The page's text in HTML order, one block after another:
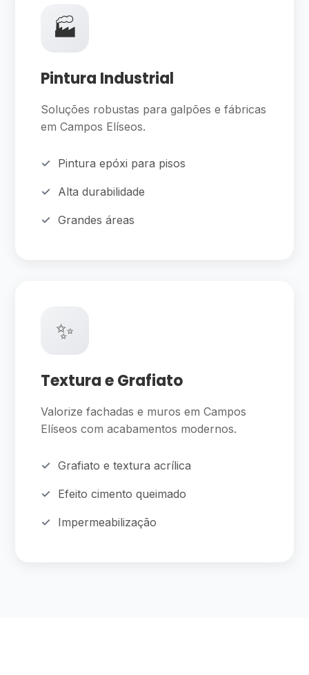
🏭
Pintura Industrial
Soluções robustas para galpões e fábricas
em Campos Elíseos.
Pintura epóxi para pisos
Alta durabilidade
Grandes áreas
✨
Textura e Grafiato
Valorize fachadas e muros em Campos
Elíseos com acabamentos modernos.
Grafiato e textura acrílica
Efeito cimento queimado
Impermeabilização